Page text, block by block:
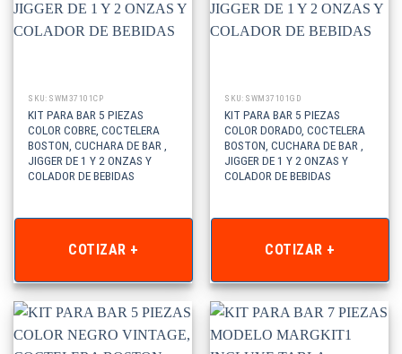
SKU: SWM37101CP
KIT PARA BAR 5 PIEZAS
COLOR COBRE, COCTELERA
BOSTON, CUCHARA DE BAR ,
JIGGER DE 1 Y 2 ONZAS Y
COLADOR DE BEBIDAS
COTIZAR +
SKU: SWM37101GD
KIT PARA BAR 5 PIEZAS
COLOR DORADO, COCTELERA
BOSTON, CUCHARA DE BAR ,
JIGGER DE 1 Y 2 ONZAS Y
COLADOR DE BEBIDAS
COTIZAR +